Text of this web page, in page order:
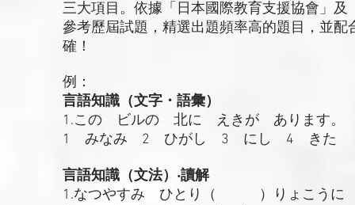
三大項目。依據「日本國際教育支援協會」
參考歷屆試題，精選出題頻率高的題目，並
確！
例：
言語知識（文字・語彙）
1.この ビルの 北に えきが あります。
1 みなみ 2 ひがし 3 にし 4 きた
言語知識（文法）‧讀解
1.なつやすみ ひとり（ ）りょこうに